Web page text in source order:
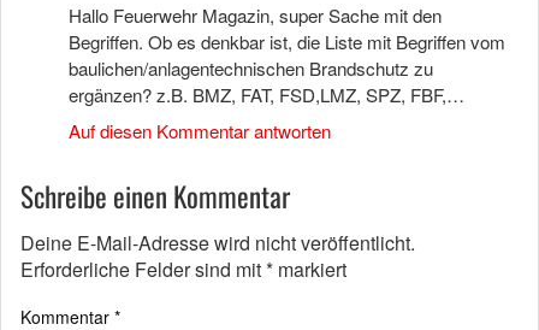
Hallo Feuerwehr Magazin, super Sache mit den
Begriffen. Ob es denkbar ist, die Liste mit Begriffen vom
baulichen/anlagentechnischen Brandschutz zu
ergänzen? z.B. BMZ, FAT, FSD,LMZ, SPZ, FBF,…
Auf diesen Kommentar antworten
Schreibe einen Kommentar
Deine E-Mail-Adresse wird nicht veröffentlicht.
Erforderliche Felder sind mit* markiert
Kommentar *